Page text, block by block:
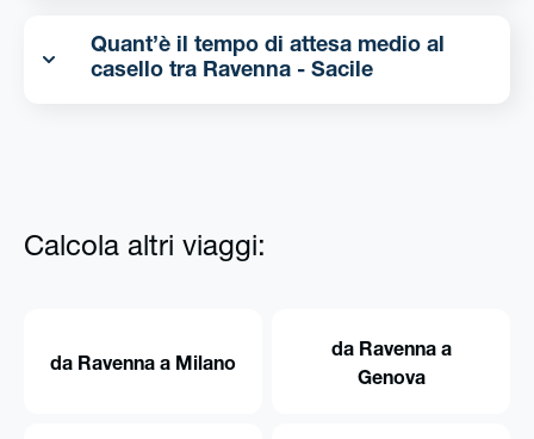
Quant’è il tempo di attesa medio al
casello tra Ravenna - Sacile
Calcola altri viaggi:
da Ravenna a Milano
da Ravenna a
Genova